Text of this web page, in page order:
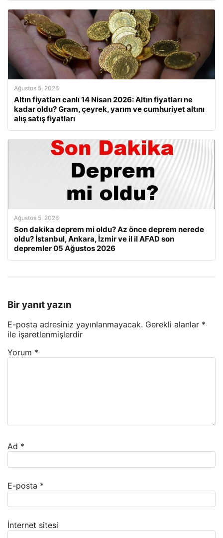
Ağustos 5, 2026
Altın fiyatları canlı 14 Nisan 2026: Altın fiyatları ne
kadar oldu? Gram, çeyrek, yarım ve cumhuriyet altını
alış satış fiyatları
Ağustos 5, 2026
Son dakika deprem mi oldu? Az önce deprem nerede
oldu? İstanbul, Ankara, İzmir ve il il AFAD son
depremler 05 Ağustos 2026
Bir yanıt yazın
E-posta adresiniz yayınlanmayacak. Gerekli alanlar *
ile işaretlenmişlerdir
Yorum *
Ad *
E-posta *
İnternet sitesi